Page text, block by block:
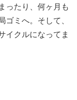
ったり、何ヶ月も
ミへ。そして、
イクルになってま